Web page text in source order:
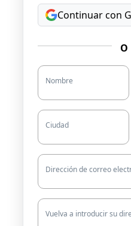
Continuar con
O
Nombre
Ciudad
Dirección de correo
Vuelva a introducir su